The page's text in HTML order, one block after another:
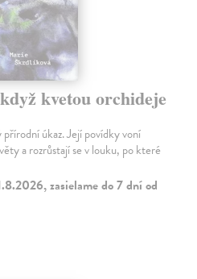
kvetou orchideje
úkaz. Její povídky voní
a rozrůstají se v louku, po které
zasielame do 7 dní od